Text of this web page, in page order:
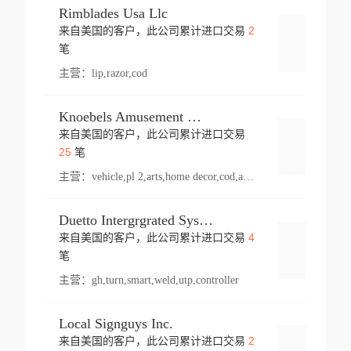
Rimblades Usa Llc
来自美国的客户，此公司累计进口交易 2
笔
主营： lip,razor,cod
Knoebels Amusement Resort
来自美国的客户，此公司累计进口交易
25笔
主营： vehicle,pl 2,arts,home decor,cod,amusement ride,sea
Duetto Intergrgrated Systems Inc.
来自美国的客户，此公司累计进口交易 4
笔
主营： gh,turn,smart,weld,utp,controller
Local Signguys Inc.
来自美国的客户，此公司累计进口交易 2